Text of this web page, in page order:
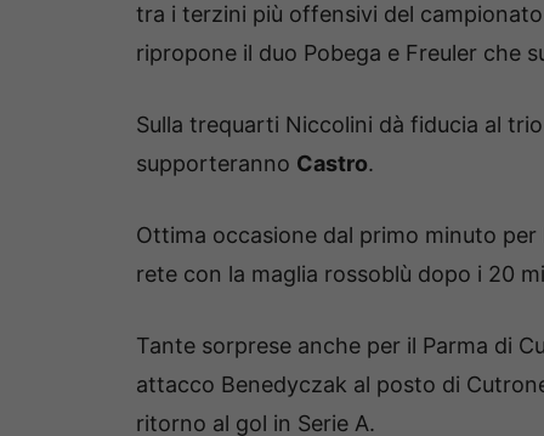
tra i terzini più offensivi del
ripropone il duo Pobega e Freuler che
Sulla trequarti Niccolini dà fiducia al
supporteranno Castro.
Ottima occasione dal primo minuto per
rete con la maglia rossoblù dopo i 20
Tante sorprese anche per il Parma di
attacco Benedyczak al posto di
ritorno al gol in Serie A.